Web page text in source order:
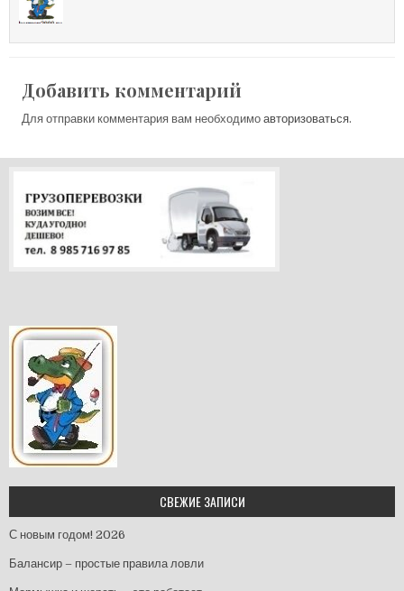
Добавить комментарий
Для отправки комментария вам необходимо авторизоваться.
СВЕЖИЕ ЗАПИСИ
С новым годом! 2026
Балансир – простые правила ловли